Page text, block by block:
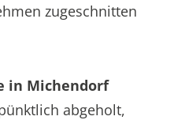
zugeschnitten
in Michendorf
abgeholt,